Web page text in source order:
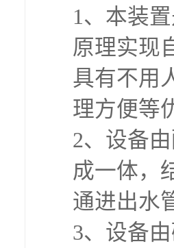
1、本装
原理实现
具有不用
理方便等
2、设备
成一体，
通进出水
3、设备